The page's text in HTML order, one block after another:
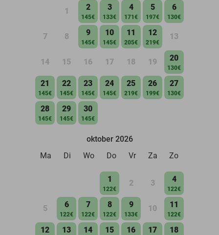
1 2
145€
3
133€
4
171€
5
197€
6
130€
7 8 9
145€
10
145€
11
205€
12
219€
13
14 15 16 17 18 19 20
130€
21
145€
22
145€
23
145€
24
145€
25
219€
26
199€
27
130€
28
145€
29
145€
30
145€
oktober 2026
Ma
Di Wo Do Vr Za Zo
1
122€
2 3 4
122€
5 6
122€
7
122€
8
122€
9
133€
10 11
122€
12 13 14 15 16 17 18